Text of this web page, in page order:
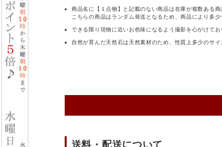
商品名に【１点物】と記載のない商品は在庫が複数ある商
こちらの商品はランダム発送となるため、商品により多
できる限り現物に近いお色味になるよう撮影を心がけて
自然が育んだ天然石は天然素材のため、性質上多少のサ
送料・配送について